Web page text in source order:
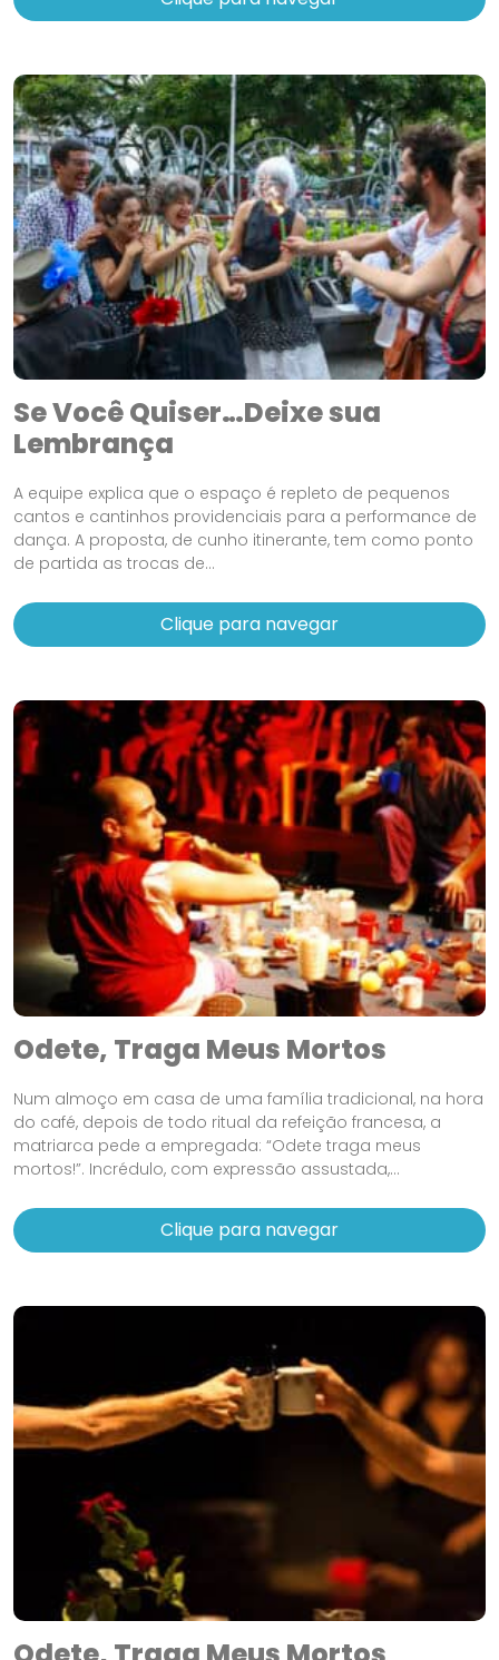
Se Você Quiser…Deixe sua
Lembrança
A equipe explica que o espaço é repleto de pequenos
cantos e cantinhos providenciais para a performance de
dança. A proposta, de cunho itinerante, tem como ponto
de partida as trocas de...
Clique para navegar
Odete, Traga Meus Mortos
Num almoço em casa de uma família tradicional, na hora
do café, depois de todo ritual da refeição francesa, a
matriarca pede a empregada: “Odete traga meus
mortos!”. Incrédulo, com expressão assustada,...
Clique para navegar